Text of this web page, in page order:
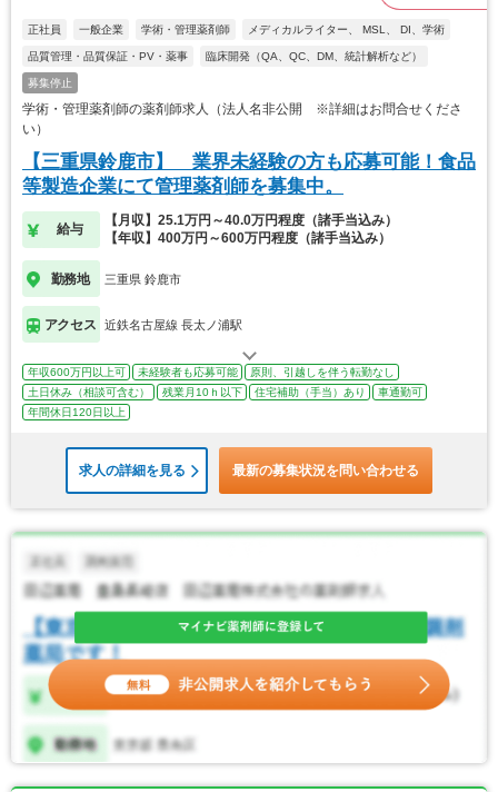
正社員 一般企業 学術・管理薬剤師 メディカルライター、 MSL、 DI、学術
品質管理・品質保証・PV・薬事 臨床開発（QA、QC、DM、統計解析など）
募集停止
学術・管理薬剤師の薬剤師求人（法人名非公開 ※詳細はお問合せくださ
い）
【三重県鈴鹿市】 業界未経験の方も応募可能！食品
等製造企業にて管理薬剤師を募集中。
給与
【月収】25.1万円～40.0万円程度（諸手当込み）
【年収】400万円～600万円程度（諸手当込み）
勤務地 三重県 鈴鹿市
アクセス 近鉄名古屋線 長太ノ浦駅
年収600万円以上可 未経験者も応募可能
原則、引越しを伴う転勤なし
土日休み（相談可含む）
残業月10ｈ以下 住宅補助（手当）あり
車通勤可
年間休日120日以上
求人の詳細を見る 最新の募集状況を問い合わせる